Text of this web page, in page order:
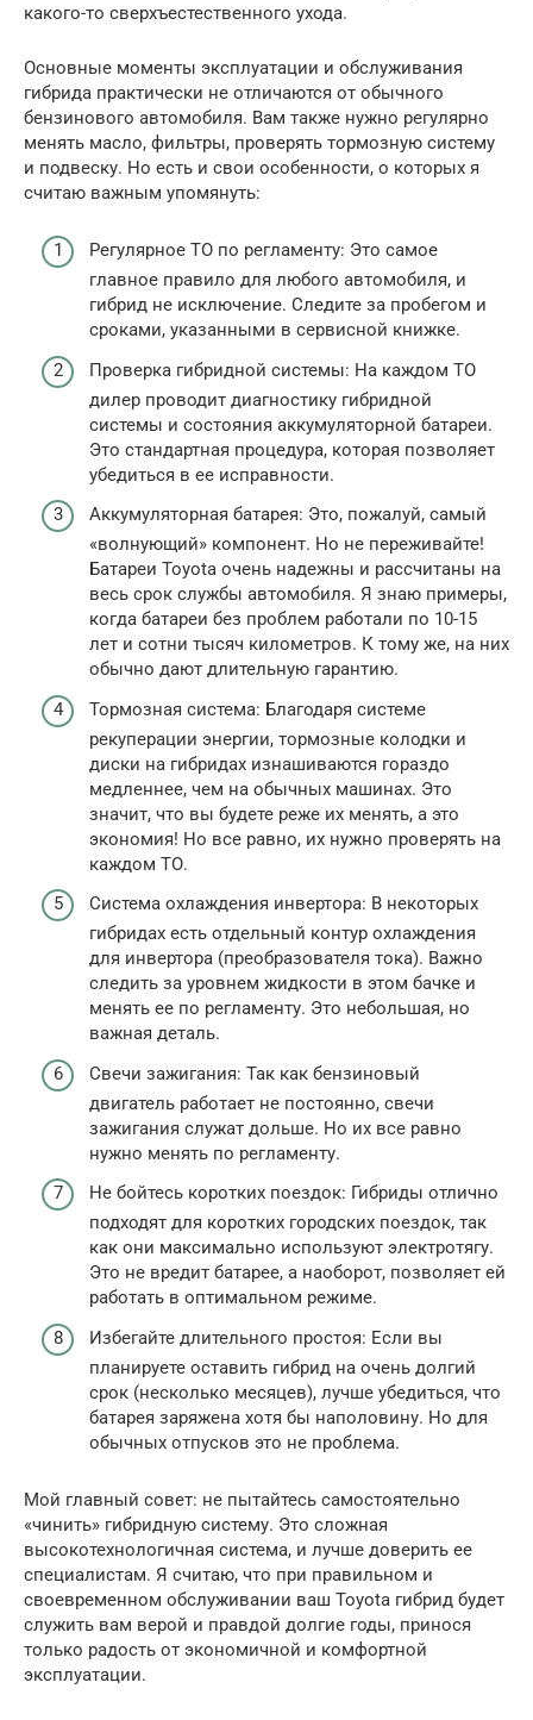
какого-то сверхъестественного ухода.
Основные моменты эксплуатации и обслуживания
гибрида практически не отличаются от обычного
бензинового автомобиля. Вам также нужно регулярно
менять масло, фильтры, проверять тормозную систему
и подвеску. Но есть и свои особенности, о которых я
считаю важным упомянуть:
Регулярное ТО по регламенту: Это самое
главное правило для любого автомобиля, и
гибрид не исключение. Следите за пробегом и
сроками, указанными в сервисной книжке.
Проверка гибридной системы: На каждом ТО
дилер проводит диагностику гибридной
системы и состояния аккумуляторной батареи.
Это стандартная процедура, которая позволяет
убедиться в ее исправности.
Аккумуляторная батарея: Это, пожалуй, самый
«волнующий» компонент. Но не переживайте!
Батареи Toyota очень надежны и рассчитаны на
весь срок службы автомобиля. Я знаю примеры,
когда батареи без проблем работали по 10-15
лет и сотни тысяч километров. К тому же, на них
обычно дают длительную гарантию.
Тормозная система: Благодаря системе
рекуперации энергии, тормозные колодки и
диски на гибридах изнашиваются гораздо
медленнее, чем на обычных машинах. Это
значит, что вы будете реже их менять, а это
экономия! Но все равно, их нужно проверять на
каждом ТО.
Система охлаждения инвертора: В некоторых
гибридах есть отдельный контур охлаждения
для инвертора (преобразователя тока). Важно
следить за уровнем жидкости в этом бачке и
менять ее по регламенту. Это небольшая, но
важная деталь.
Свечи зажигания: Так как бензиновый
двигатель работает не постоянно, свечи
зажигания служат дольше. Но их все равно
нужно менять по регламенту.
Не бойтесь коротких поездок: Гибриды отлично
подходят для коротких городских поездок, так
как они максимально используют электротягу.
Это не вредит батарее, а наоборот, позволяет ей
работать в оптимальном режиме.
Избегайте длительного простоя: Если вы
планируете оставить гибрид на очень долгий
срок (несколько месяцев), лучше убедиться, что
батарея заряжена хотя бы наполовину. Но для
обычных отпусков это не проблема.
Мой главный совет: не пытайтесь самостоятельно
«чинить» гибридную систему. Это сложная
высокотехнологичная система, и лучше доверить ее
специалистам. Я считаю, что при правильном и
своевременном обслуживании ваш Toyota гибрид будет
служить вам верой и правдой долгие годы, принося
только радость от экономичной и комфортной
эксплуатации.